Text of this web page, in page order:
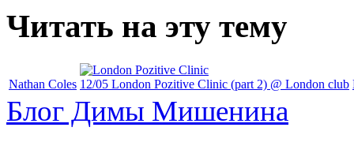
Читать на эту тему
Nathan Coles 12/05 London Pozitive Clinic (part 2) @ London club
Блог Димы Мишенина